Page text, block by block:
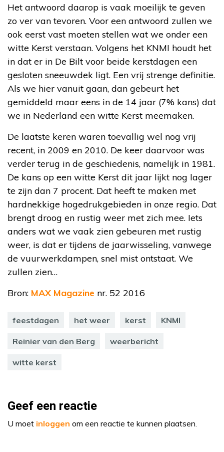
Het antwoord daarop is vaak moeilijk te geven
zo ver van tevoren. Voor een antwoord zullen we
ook eerst vast moeten stellen wat we onder een
witte Kerst verstaan. Volgens het KNMI houdt het
in dat er in De Bilt voor beide kerstdagen een
gesloten sneeuwdek ligt. Een vrij strenge definitie.
Als we hier vanuit gaan, dan gebeurt het
gemiddeld maar eens in de 14 jaar (7% kans) dat
we in Nederland een witte Kerst meemaken.
De laatste keren waren toevallig wel nog vrij
recent, in 2009 en 2010. De keer daarvoor was
verder terug in de geschiedenis, namelijk in 1981.
De kans op een witte Kerst dit jaar lijkt nog lager
te zijn dan 7 procent. Dat heeft te maken met
hardnekkige hogedrukgebieden in onze regio. Dat
brengt droog en rustig weer met zich mee. Iets
anders wat we vaak zien gebeuren met rustig
weer, is dat er tijdens de jaarwisseling, vanwege
de vuurwerkdampen, snel mist ontstaat. We
zullen zien…
Bron: MAX Magazine nr. 52 2016
feestdagen het weer kerst KNMI
Reinier van den Berg weerbericht
witte kerst
Geef een reactie
U moet inloggen om een reactie te kunnen plaatsen.